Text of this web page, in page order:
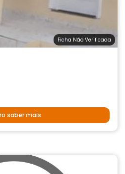
Ficha Não Verificada
saber mais